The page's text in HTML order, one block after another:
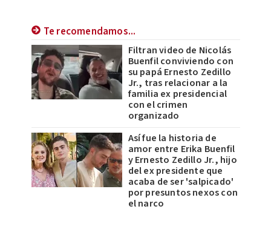
Te recomendamos...
Filtran video de Nicolás
Buenfil conviviendo con
su papá Ernesto Zedillo
Jr., tras relacionar a la
familia ex presidencial
con el crimen
organizado
Así fue la historia de
amor entre Erika Buenfil
y Ernesto Zedillo Jr., hijo
del ex presidente que
acaba de ser 'salpicado'
por presuntos nexos con
el narco